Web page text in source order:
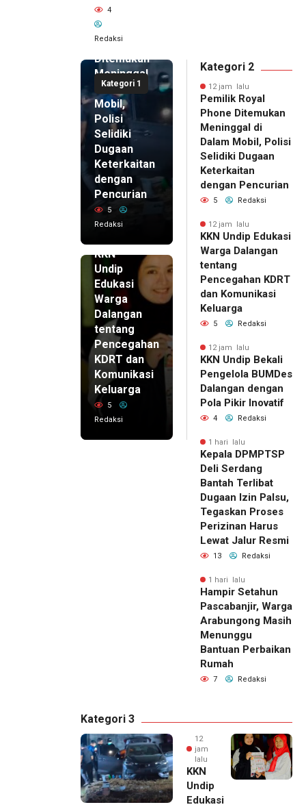
4
Redaksi
Kategori 1
Pemilik
Royal
Phone
Ditemukan
Meninggal
di Dalam
Mobil,
Polisi
Selidiki
Dugaan
Keterkaitan
dengan
Pencurian
5
Redaksi
KKN
Undip
Edukasi
Warga
Dalangan
tentang
Pencegahan
KDRT dan
Komunikasi
Keluarga
5
Redaksi
Kategori 2
12 jam lalu
Pemilik Royal
Phone Ditemukan
Meninggal di
Dalam Mobil, Polisi
Selidiki Dugaan
Keterkaitan
dengan Pencurian
5 Redaksi
12 jam lalu
KKN Undip Edukasi
Warga Dalangan
tentang
Pencegahan KDRT
dan Komunikasi
Keluarga
5 Redaksi
12 jam lalu
KKN Undip Bekali
Pengelola BUMDes
Dalangan dengan
Pola Pikir Inovatif
4 Redaksi
1 hari lalu
Kepala DPMPTSP
Deli Serdang
Bantah Terlibat
Dugaan Izin Palsu,
Tegaskan Proses
Perizinan Harus
Lewat Jalur Resmi
13 Redaksi
1 hari lalu
Hampir Setahun
Pascabanjir, Warga
Arabungong Masih
Menunggu
Bantuan Perbaikan
Rumah
7 Redaksi
Kategori 3
12
jam
lalu
KKN
Undip
Edukasi